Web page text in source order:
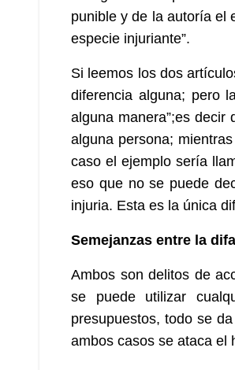
punible y de la autoría el
especie injuriante”.
Si leemos los dos
diferencia alguna; pero
alguna manera”;es
alguna persona;
caso el ejemplo sería
eso que no se puede
injuria. Esta es la única
Semejanzas entre la
Ambos son delitos de
se puede utilizar
presupuestos, todo se
ambos casos se ataca el